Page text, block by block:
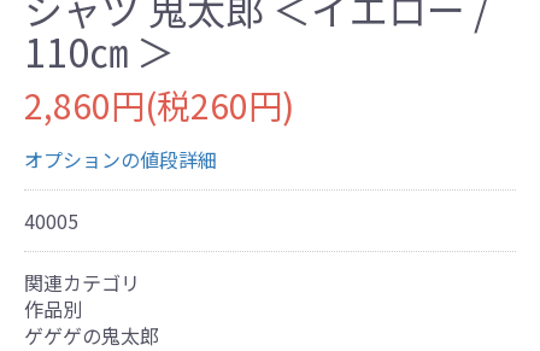
110㎝ ＞
2,860円(税260円)
オプションの値段詳細
40005
関連カテゴリ
作品別
ゲゲゲの鬼太郎